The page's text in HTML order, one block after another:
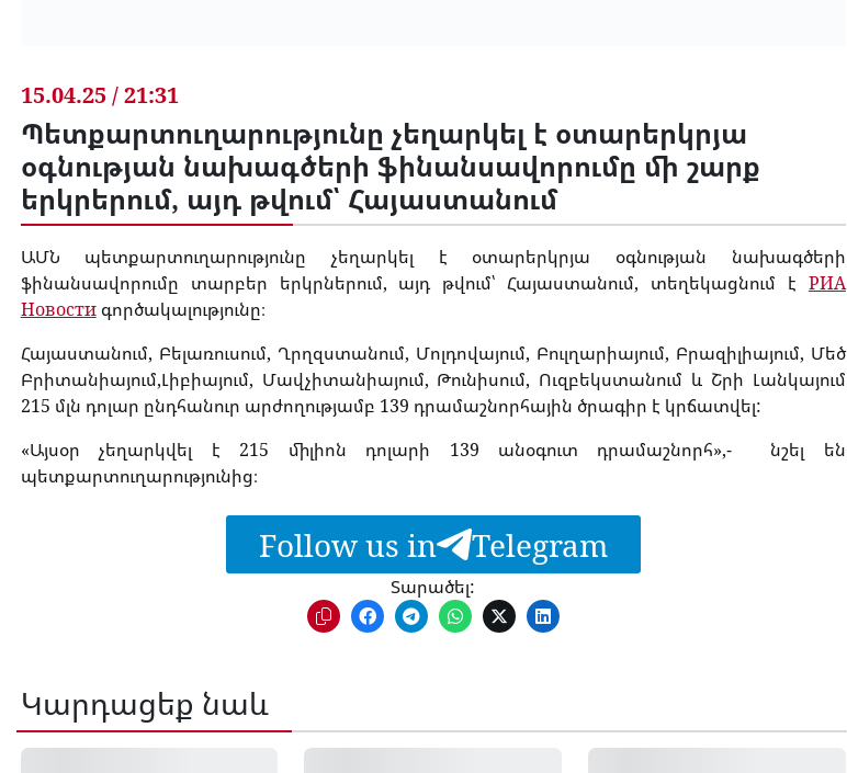
15.04.25 / 21:31
Պետքարտուղարությունը չեղարկել է օտարերկրյա
օգնության նախագծերի ֆինանսավորումը մի շարք
երկրերում, այդ թվում՝ Հայաստանում
ԱՄՆ պետքարտուղարությունը չեղարկել է օտարերկրյա օգնության նախագծերի
ֆինանսավորումը տարբեր երկրներում, այդ թվում՝ Հայաստանում, տեղեկացնում է РИА
Новостиգործակալությունը։
Հայաստանում, Բելառուսում, Ղրղզստանում, Մոլդովայում, Բուլղարիայում, Բրազիլիայում, Մեծ
Բրիտանիայում,Լիբիայում, Մավչիտանիայում, Թունիսում, Ուզբեկստանում և Շրի Լանկայում
215 մլն դոլար ընդհանուր արժողությամբ 139 դրամաշնորհային ծրագիր է կրճատվել:
«Այսօր չեղարկվել է 215 միլիոն դոլարի 139 անօգուտ դրամաշնորհ»,- նշել են
պետքարտուղարությունից։
Follow us in Telegram
Տարածել:
Կարդացեք նաև